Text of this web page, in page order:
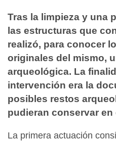
Tras la limpieza y una
las estructuras que
realizó, para conocer
originales del mismo,
arqueológica. La
intervención era la
posibles restos
pudieran conservar en
La primera actuación